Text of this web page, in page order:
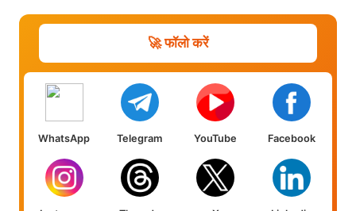
🚀 फॉलो करें
WhatsApp Telegram YouTube Facebook